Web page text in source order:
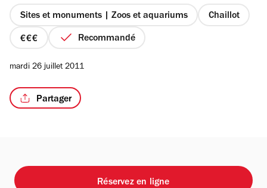
étoiles
Sites et monuments | Zoos et aquariums Chaillot
prix
4
Recommandé
mardi 26 juillet 2011
Partager
Réservez en ligne